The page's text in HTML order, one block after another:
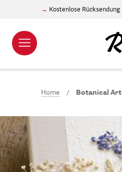
Kostenlose Rücksendung
Home Botanical Art